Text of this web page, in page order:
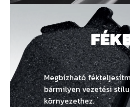
Megbízható
bármilyen vezetési
környezethez.